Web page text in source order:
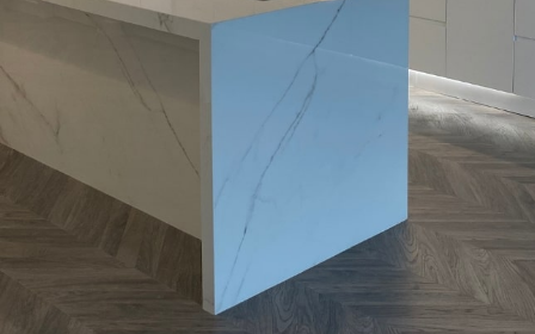
DESCUBRIR